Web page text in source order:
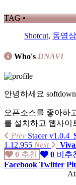
TAG •
Shotcut, 동영상
Who's DNAVI
안녕하세요
오픈소스를 좋아하
를 설치하고 웹사이
가지고 있는 제품리
Prev Stacer v1.0.4
1.12.955 Next
0 추천 0 비추
Facebook Twitter